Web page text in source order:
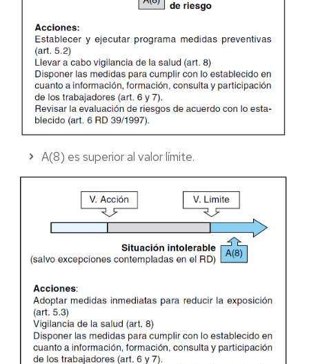
A(8) es superior al valor límite.